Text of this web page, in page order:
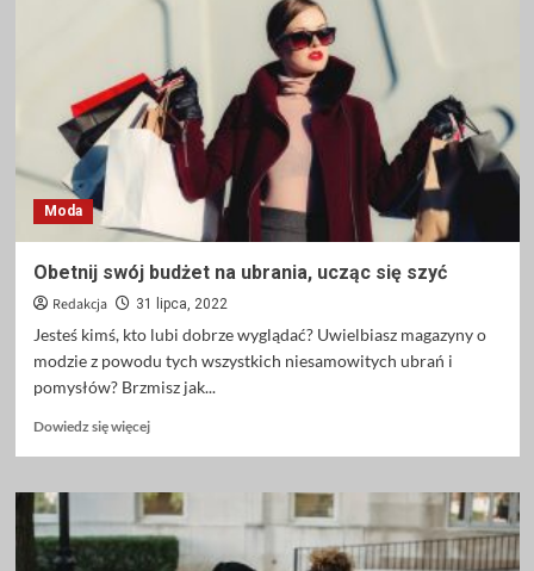
Moda
Obetnij swój budżet na ubrania, ucząc się szyć
Redakcja 31 lipca, 2022
Jesteś kimś, kto lubi dobrze wyglądać? Uwielbiasz magazyny o
modzie z powodu tych wszystkich niesamowitych ubrań i
pomysłów? Brzmisz jak...
Dowiedz się więcejDowiedz
o
Obetnij
swój
budżet